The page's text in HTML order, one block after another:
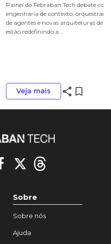
Painel do Febraban Tech debate
engenharia de contexto,
de agentes e novas arquiteturas de IA
estão redefinindo a...
Veja mais share bookmark_border
Sobre
Sobre nós
Ajuda